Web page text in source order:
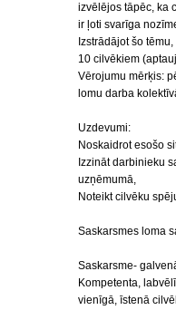
izvēlējos tāpēc, ka
ir ļoti svarīga
Izstrādājot šo
10 cilvēkiem
Vērojumu mērķis:
lomu darba
Uzdevumi:
Noskaidrot esošo
Izzināt darbinieku
uzņēmumā,
Noteikt cilvēku
Saskarsmes loma
Saskarsme-
Kompetenta,
vienīgā, īstenā